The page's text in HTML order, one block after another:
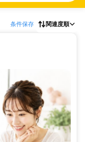
条件保存 関連度順